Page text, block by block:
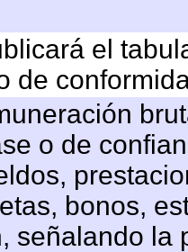
el
de
o de
bonos,
señalando la